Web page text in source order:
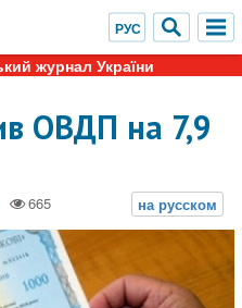
журнал України
ОВДП на 7,9